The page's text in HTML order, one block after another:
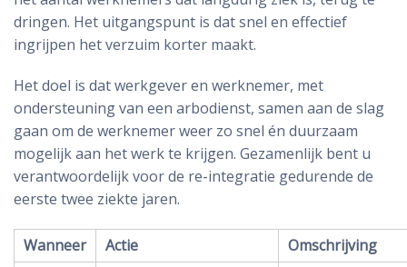
dringen. Het uitgangspunt is dat snel en effectief
ingrijpen het verzuim korter maakt.
Het doel is dat werkgever en werknemer, met
ondersteuning van een arbodienst, samen aan de slag
gaan om de werknemer weer zo snel én duurzaam
mogelijk aan het werk te krijgen. Gezamenlijk bent u
verantwoordelijk voor de re-integratie gedurende de
eerste twee ziekte jaren.
Wanneer Actie
Omschrijving